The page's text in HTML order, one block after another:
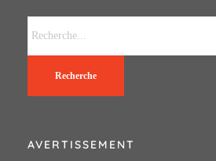
Recherche
AVERTISSEMENT